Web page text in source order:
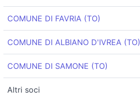
COMUNE DI FAVRIA (TO)
COMUNE DI ALBIANO D'IVREA (TO)
COMUNE DI SAMONE (TO)
Altri soci